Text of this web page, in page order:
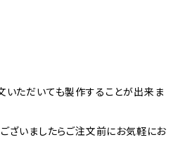
ただいても製作することが出来ま
ざいましたらご注文前にお気軽にお